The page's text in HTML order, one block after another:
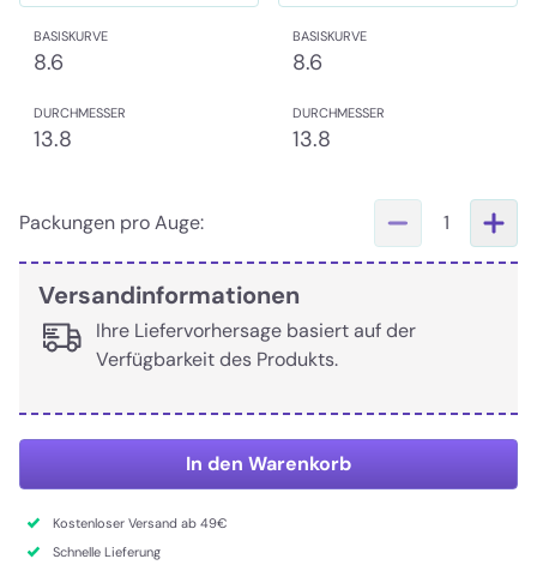
BASISKURVE
8.6
BASISKURVE
8.6
DURCHMESSER
13.8
DURCHMESSER
13.8
Packungen pro Auge: 1
Versandinformationen
Ihre Liefervorhersage basiert auf der
Verfügbarkeit des Produkts.
In den Warenkorb
Kostenloser Versand ab 49€
Schnelle Lieferung